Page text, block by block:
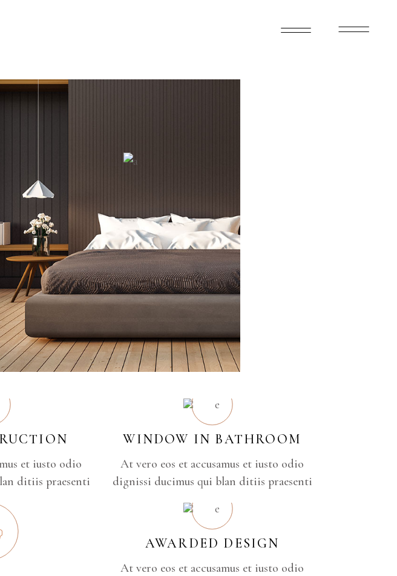
4
et iusto odio
ditiis praesenti
WINDOW IN BATHROOM
At vero eos et accusamus et iusto odio
dignissi ducimus qui blan ditiis praesenti
AWARDED DESIGN
At vero eos et accusamus et iusto odio